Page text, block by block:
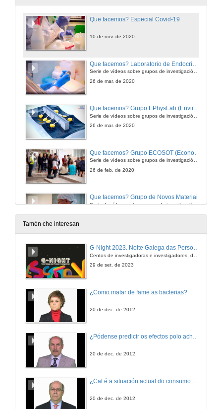
Que facemos? Especial Covid-19
10 de nov. de 2020
Serie de vídeos sobre grupos de investigación da Universidade de Vigo.
26 de mar. de 2020
Que facemos? Grupo EPhysLab (Environmental Physics Laboratory)
26 de mar. de 2020
Serie de vídeos sobre grupos de investigación da Universidade de Vigo.
26 de feb. de 2020
Que facemos? Grupo de Novos Materiais
Serie de vídeos sobre grupos de investigación da Universidade de Vigo.
3 de feb. de 2020
Serie de vídeos sobre grupos de investigación da Universidade de Vigo.
24 de xan. de 2020
Serie de vídeos sobre grupos de investigación da Universidade de Vigo.
Serie de vídeos sobre grupos de investigación da Universidade de Vigo
Tamén che interesan
G-Night 2023. Noite Galega das Persoas Investigadoras. Conciencias creativas
29 de set. de 2023
¿Como matar de fame as bacterias?
20 de dec. de 2012
¿Pódense predicir os efectos polo achegamento á Terra dos asteroides?
20 de dec. de 2012
20 de dec. de 2012